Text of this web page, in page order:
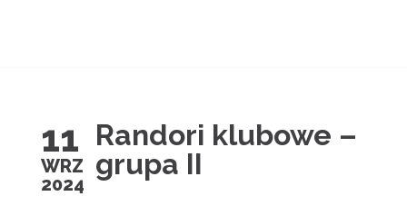
11
WRZ
2024
Randori klubowe –
grupa II